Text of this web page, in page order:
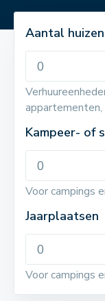
Aantal
Kampeer- of
Voor campings
Jaarplaatsen
Voor campings